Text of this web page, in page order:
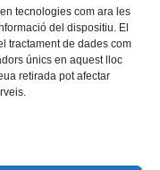
tecnologies com ara les
del dispositiu. El
tractament de dades com
únics en aquest lloc
retirada pot afectar